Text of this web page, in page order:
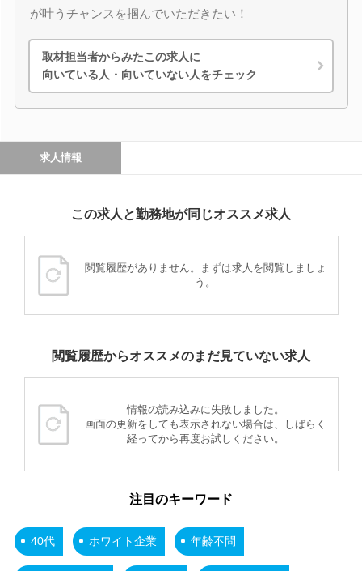
が叶うチャンスを掴んでいただきたい！
取材担当者からみたこの求人に
向いている人・向いていない人をチェック
求人情報
この求人と勤務地が同じオススメ求人
閲覧履歴がありません。まずは求人を閲覧しましょ
う。
閲覧履歴からオススメのまだ見ていない求人
情報の読み込みに失敗しました。
画面の更新をしても表示されない場合は、しばらく
経ってから再度お試しください。
注目のキーワード
40代 ホワイト企業 年齢不問